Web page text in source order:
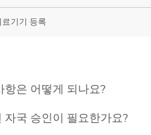
료기기 등록
은 어떻게 되나요?
국 승인이 필요한가요?